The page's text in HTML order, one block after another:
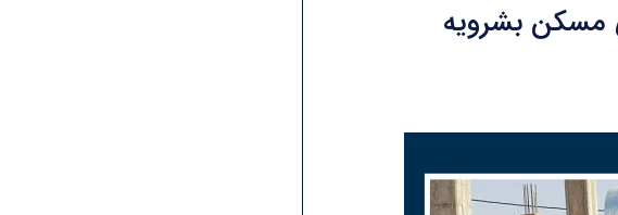
مسکن بشرویه